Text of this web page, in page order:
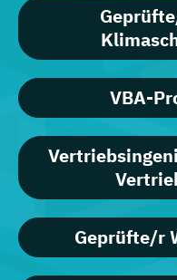
VBA-
Geprüfte/r